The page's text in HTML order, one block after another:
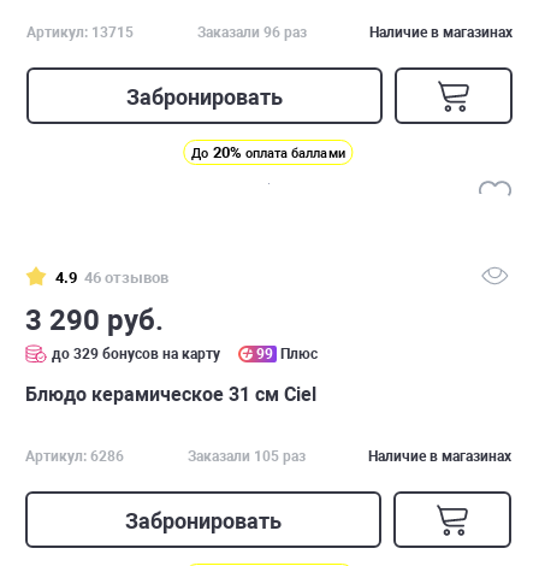
Артикул: 13715 Заказали 96 раз Наличие в магазинах
Забронировать
До 20% оплата баллами
4.9 46 отзывов
3 290 руб.
до 329 бонусов на карту 99 Плюс
Блюдо керамическое 31 см Ciel
Артикул: 6286 Заказали 105 раз Наличие в магазинах
Забронировать